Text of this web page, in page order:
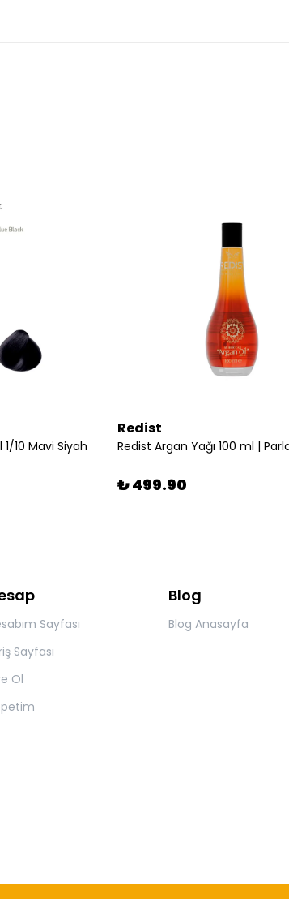
10 Mavi Siyah
Redist
₺ 499.90
Sayfası
Sayfası
Ol
Blog
Blog Anasayfa